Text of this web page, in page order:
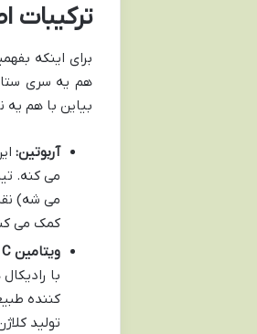
ترکیبات
برای اینکه
هم یه سری
بیاین با هم یه
آربوتین:
می کنه.
می شه)
کمک می
ویتامین C (آسکوربیک اسید):
با
کننده
تولید